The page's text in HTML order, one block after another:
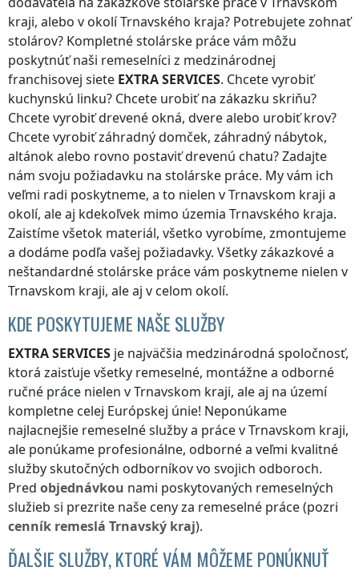
kraji, alebo v okolíTrnavského kraja? Potrebujete zohnať
stolárov? Kompletné stolárske práce vám môžu
poskytnúť naši remeselníci z medzinárodnej
franchisovej siete EXTRA SERVICES. Chcete vyrobiť
kuchynskú linku? Chcete urobiť na zákazku skriňu?
Chcete vyrobiť drevené okná, dvere alebo urobiť krov?
Chcete vyrobiť záhradný domček, záhradný nábytok,
altánok alebo rovno postaviť drevenú chatu? Zadajte
nám svoju požiadavku na stolárske práce. My vám ich
veľmi radi poskytneme, a to nielen v Trnavskom kraji a
okolí, ale aj kdekoľvek mimo územia Trnavského kraja.
Zaistíme všetok materiál, všetko vyrobíme, zmontujeme
a dodáme podľa vašej požiadavky. Všetky zákazkové a
neštandardné stolárske práce vám poskytneme nielen v
Trnavskom kraji, ale aj v celom okolí.
KDE POSKYTUJEME NAŠE SLUŽBY
EXTRA SERVICES je najväčšia medzinárodná spoločnosť,
ktorá zaisťuje všetky remeselné, montážne a odborné
ručné práce nielen v Trnavskom kraji, ale aj na území
kompletne celej Európskej únie! Neponúkame
najlacnejšie remeselné služby a prácev Trnavskom kraji,
ale ponúkame profesionálne, odborné a veľmi kvalitné
služby skutočných odborníkov vo svojich odboroch.
Pred objednávkou nami poskytovaných remeselných
služieb si prezrite naše ceny za remeselné práce (pozri
cenník remeslá Trnavský kraj).
ĎALŠIE SLUŽBY, KTORÉ VÁM MÔŽEME PONÚKNUŤ